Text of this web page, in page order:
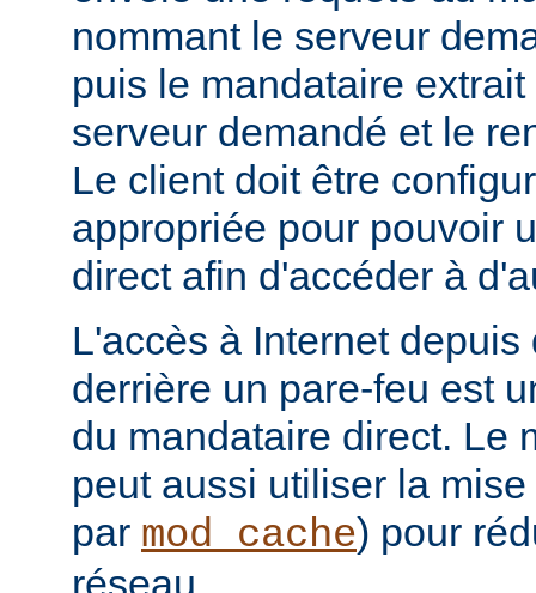
nommant le serveur
puis le mandataire
serveur demandé et le
Le client doit être
appropriée pour pouvoir
direct afin d'accéder à
L'accès à Internet
derrière un pare-feu est
du mandataire direct. Le
peut aussi utiliser la
par mod_cache) pour